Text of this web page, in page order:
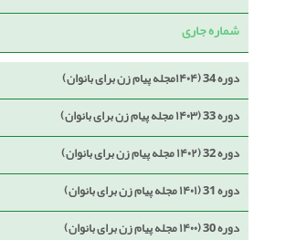
شماره جاری
دوره 34 (۱۴۰۴مجله پیام زن برای بانوان)
دوره 33 (۱۴۰۳ مجله پیام زن برای بانوان)
دوره 32 (۱۴۰۲ مجله پیام زن برای بانوان)
دوره 31 (۱۴۰۱ مجله پیام زن برای بانوان)
دوره 30 (۱۴۰۰ مجله پیام زن برای بانوان)